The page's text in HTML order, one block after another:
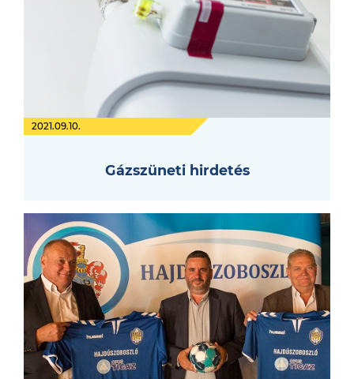
2021.09.10.
Gázszüneti hirdetés